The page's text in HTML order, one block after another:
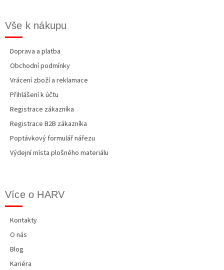
Vše k nákupu
Doprava a platba
Obchodní podmínky
Vrácení zboží a reklamace
Přihlášení k účtu
Registrace zákazníka
Registrace B2B zákazníka
Poptávkový formulář nářezu
Výdejní místa plošného materiálu
Více o HARV
Kontakty
O nás
Blog
Kariéra